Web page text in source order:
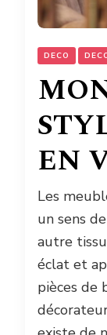
DECO
EN
Les
un sens
autre
éclat et
pièces de